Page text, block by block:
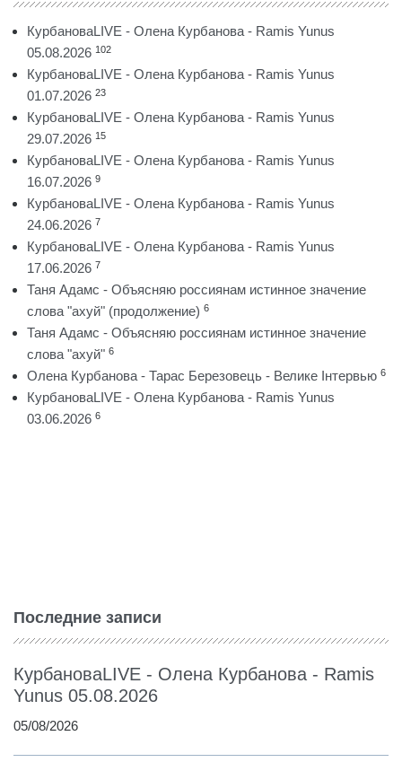
КурбановаLIVE - Олена Курбанова - Ramis Yunus
05.08.2026 102
КурбановаLIVE - Олена Курбанова - Ramis Yunus
01.07.2026 23
КурбановаLIVE - Олена Курбанова - Ramis Yunus
29.07.2026 15
КурбановаLIVE - Олена Курбанова - Ramis Yunus
16.07.2026 9
КурбановаLIVE - Олена Курбанова - Ramis Yunus
24.06.2026 7
КурбановаLIVE - Олена Курбанова - Ramis Yunus
17.06.2026 7
Таня Адамс - Объясняю россиянам истинное значение
слова "ахуй" (продолжение) 6
Таня Адамс - Объясняю россиянам истинное значение
слова "ахуй" 6
Олена Курбанова - Тарас Березовець - Велике Інтервью 6
КурбановаLIVE - Олена Курбанова - Ramis Yunus
03.06.2026 6
Последние записи
КурбановаLIVE - Олена Курбанова - Ramis
Yunus 05.08.2026
05/08/2026